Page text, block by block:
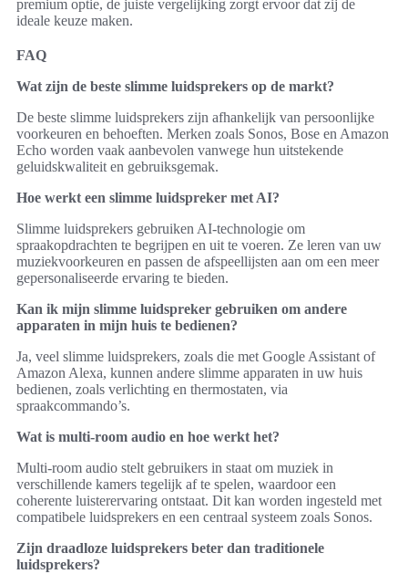
premium optie, de juiste vergelijking zorgt ervoor dat zij de
ideale keuze maken.
FAQ
Wat zijn de beste slimme luidsprekers op de markt?
De beste slimme luidsprekers zijn afhankelijk van persoonlijke
voorkeuren en behoeften. Merken zoals Sonos, Bose en Amazon
Echo worden vaak aanbevolen vanwege hun uitstekende
geluidskwaliteit en gebruiksgemak.
Hoe werkt een slimme luidspreker met AI?
Slimme luidsprekers gebruiken AI-technologie om
spraakopdrachten te begrijpen en uit te voeren. Ze leren van uw
muziekvoorkeuren en passen de afspeellijsten aan om een meer
gepersonaliseerde ervaring te bieden.
Kan ik mijn slimme luidspreker gebruiken om andere
apparaten in mijn huis te bedienen?
Ja, veel slimme luidsprekers, zoals die met Google Assistant of
Amazon Alexa, kunnen andere slimme apparaten in uw huis
bedienen, zoals verlichting en thermostaten, via
spraakcommando’s.
Wat is multi-room audio en hoe werkt het?
Multi-room audio stelt gebruikers in staat om muziek in
verschillende kamers tegelijk af te spelen, waardoor een
coherente luisterervaring ontstaat. Dit kan worden ingesteld met
compatibele luidsprekers en een centraal systeem zoals Sonos.
Zijn draadloze luidsprekers beter dan traditionele
luidsprekers?